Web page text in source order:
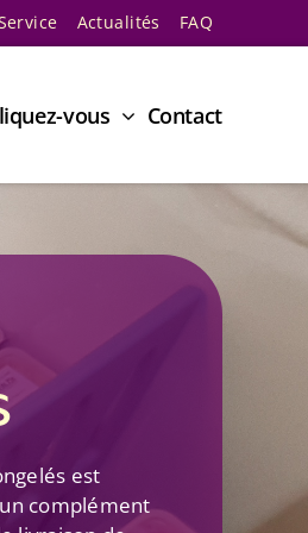
Actualités FAQ
vous Contact
est
complément